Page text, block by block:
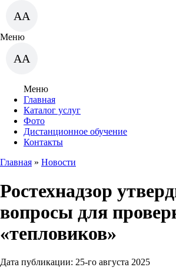
AA
Меню
AA
Меню
Главная
Каталог услуг
Фото
Дистанционное обучение
Контакты
Главная » Новости
Ростехнадзор
вопросы для
«тепловиков»
Дата публикации: 25-го августа 2025